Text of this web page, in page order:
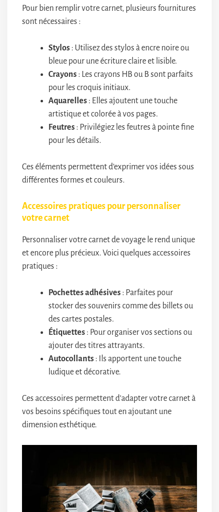
Pour bien remplir votre carnet, plusieurs fournitures
sont nécessaires :
Stylos : Utilisez des stylos à encre noire ou
bleue pour une écriture claire et lisible.
Crayons : Les crayons HB ou B sont parfaits
pour les croquis initiaux.
Aquarelles : Elles ajoutent une touche
artistique et colorée à vos pages.
Feutres : Privilégiez les feutres à pointe fine
pour les détails.
Ces éléments permettent d’exprimer vos idées sous
différentes formes et couleurs.
Accessoires pratiques pour personnaliser
votre carnet
Personnaliser votre carnet de voyage le rend unique
et encore plus précieux. Voici quelques accessoires
pratiques :
Pochettes adhésives : Parfaites pour
stocker des souvenirs comme des billets ou
des cartes postales.
Étiquettes : Pour organiser vos sections ou
ajouter des titres attrayants.
Autocollants : Ils apportent une touche
ludique et décorative.
Ces accessoires permettent d’adapter votre carnet à
vos besoins spécifiques tout en ajoutant une
dimension esthétique.